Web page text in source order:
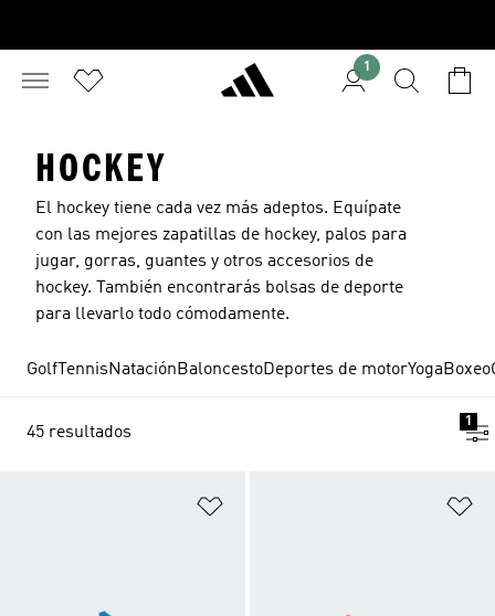
1
HOCKEY
El hockey tiene cada vez más adeptos. Equípate
con las mejores zapatillas de hockey, palos para
jugar, gorras, guantes y otros accesorios de
hockey. También encontrarás bolsas de deporte
para llevarlo todo cómodamente.
Golf TennisNataciónBaloncestoDeportes de motorYogaBoxeo
45 resultados
1